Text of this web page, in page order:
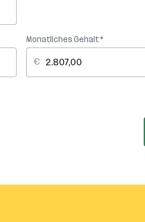
Monatliches Gehalt *